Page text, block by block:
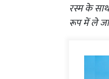
रस्म के
रूप में ले